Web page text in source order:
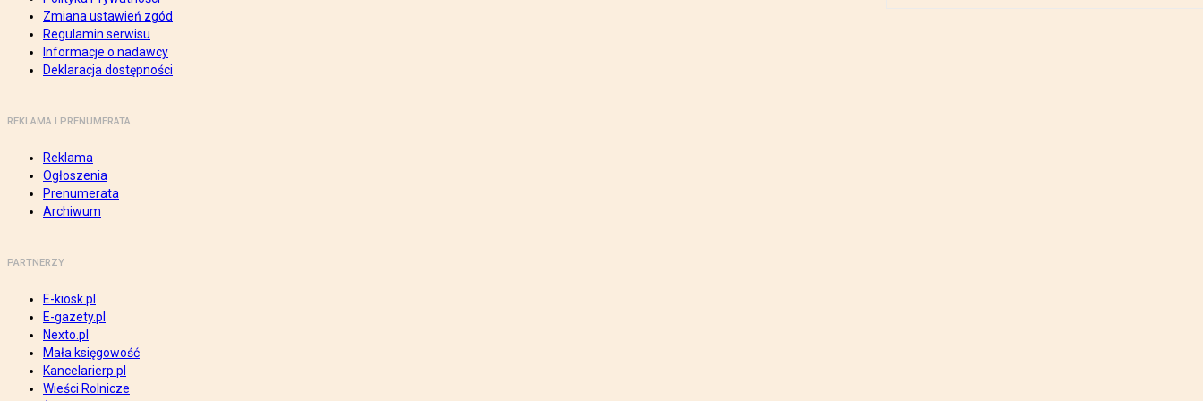
Zmiana ustawień zgód
Regulamin serwisu
Informacje o nadawcy
Deklaracja dostępności
REKLAMA I PRENUMERATA
Reklama
Ogłoszenia
Prenumerata
Archiwum
PARTNERZY
E-kiosk.pl
E-gazety.pl
Nexto.pl
Mała księgowość
Kancelarierp.pl
Wieści Rolnicze